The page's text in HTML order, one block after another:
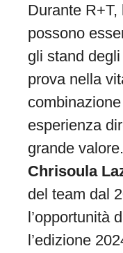
Durante
possono
gli stand
prova nella
esperienza
grande valore.
Chrisoula
del team dal
l’opportunità
l’edizione